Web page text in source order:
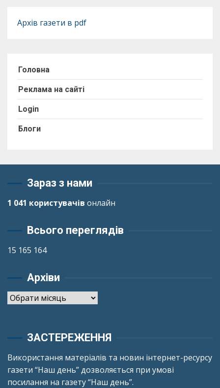
Архів газети в pdf
Головна
Реклама на сайті
Login
Блоги
Зараз з нами
1 041 користувачів онлайн
Всього переглядів
15 165 164
Архіви
Архіви
ЗАСТЕРЕЖЕННЯ
Використання матеріалів та новин інтернет-ресурсу
газети “Наш день” дозволяється при умові
посилання на газету “Наш день”.